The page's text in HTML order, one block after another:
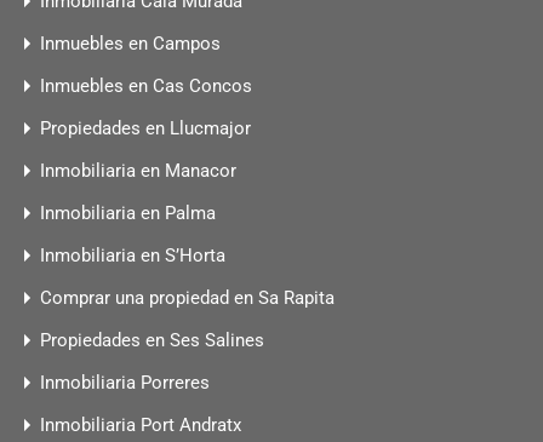
Inmuebles en Campos
Inmuebles en Cas Concos
Propiedades en Llucmajor
Inmobiliaria en Manacor
Inmobiliaria en Palma
Inmobiliaria en S’Horta
Comprar una propiedad en Sa Rapita
Propiedades en Ses Salines
Inmobiliaria Porreres
Inmobiliaria Port Andratx